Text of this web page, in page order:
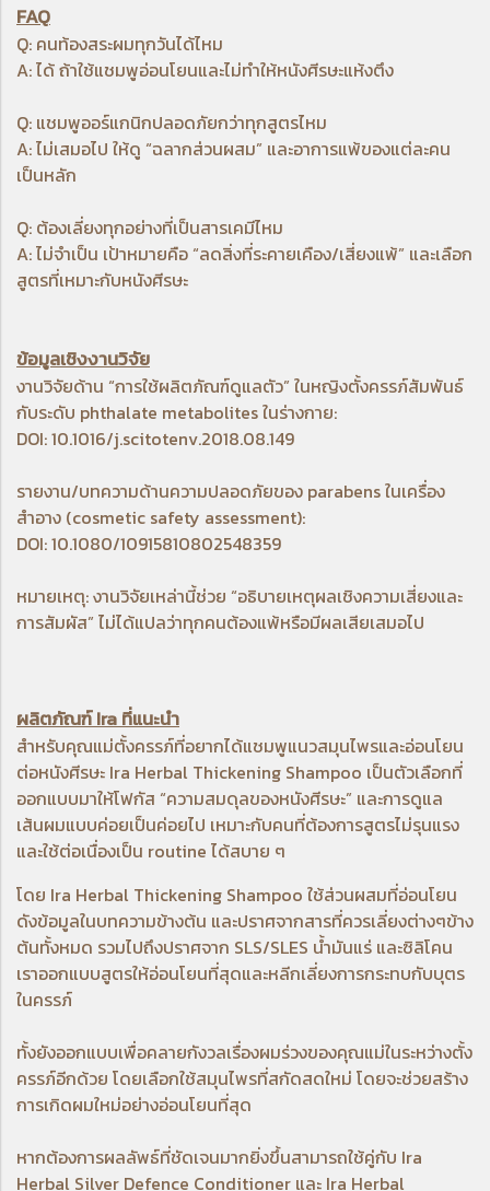
FAQ
Q: คนท้องสระผมทุกวันได้ไหม
A: ได้ ถ้าใช้แชมพูอ่อนโยนและไม่ทำให้หนังศีรษะแห้งตึง
Q: แชมพูออร์แกนิกปลอดภัยกว่าทุกสูตรไหม
A: ไม่เสมอไป ให้ดู “ฉลากส่วนผสม” และอาการแพ้ของแต่ละคน
เป็นหลัก
Q: ต้องเลี่ยงทุกอย่างที่เป็นสารเคมีไหม
A: ไม่จำเป็น เป้าหมายคือ “ลดสิ่งที่ระคายเคือง/เสี่ยงแพ้” และเลือก
สูตรที่เหมาะกับหนังศีรษะ
ข้อมูลเชิงงานวิจัย
งานวิจัยด้าน “การใช้ผลิตภัณฑ์ดูแลตัว” ในหญิงตั้งครรภ์สัมพันธ์
กับระดับ phthalate metabolites ในร่างกาย:
DOI: 10.1016/j.scitotenv.2018.08.149
รายงาน/บทความด้านความปลอดภัยของ parabens ในเครื่อง
สำอาง (cosmetic safety assessment):
DOI: 10.1080/10915810802548359
หมายเหตุ: งานวิจัยเหล่านี้ช่วย “อธิบายเหตุผลเชิงความเสี่ยงและ
การสัมผัส” ไม่ได้แปลว่าทุกคนต้องแพ้หรือมีผลเสียเสมอไป
ผลิตภัณฑ์ Ira ที่แนะนำ
สำหรับคุณแม่ตั้งครรภ์ที่อยากได้แชมพูแนวสมุนไพรและอ่อนโยน
ต่อหนังศีรษะ Ira Herbal Thickening Shampoo เป็นตัวเลือกที่
ออกแบบมาให้โฟกัส “ความสมดุลของหนังศีรษะ” และการดูแล
เส้นผมแบบค่อยเป็นค่อยไป เหมาะกับคนที่ต้องการสูตรไม่รุนแรง
และใช้ต่อเนื่องเป็น routine ได้สบาย ๆ
โดย Ira Herbal Thickening Shampoo ใช้ส่วนผสมที่อ่อนโยน
ดังข้อมูลในบทความข้างต้น และปราศจากสารที่ควรเลี่ยงต่างๆข้าง
ต้นทั้งหมด รวมไปถึงปราศจาก SLS/SLES น้ำมันแร่ และซิลิโคน
เราออกแบบสูตรให้อ่อนโยนที่สุดและหลีกเลี่ยงการกระทบกับบุตร
ในครรภ์
ทั้งยังออกแบบเพื่อคลายกังวลเรื่องผมร่วงของคุณแม่ในระหว่างตั้ง
ครรภ์อีกด้วย โดยเลือกใช้สมุนไพรที่สกัดสดใหม่ โดยจะช่วยสร้าง
การเกิดผมใหม่อย่างอ่อนโยนที่สุด
หากต้องการผลลัพธ์ที่ชัดเจนมากยิ่งขึ้นสามารถใช้คู่กับ Ira
Herbal Silver Defence Conditioner และ Ira Herbal